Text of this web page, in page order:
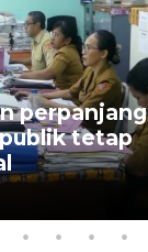
perpanjang
tetap